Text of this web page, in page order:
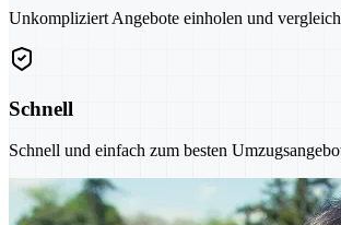
Unkompliziert Angebote einholen und
Schnell
Schnell und einfach zum besten